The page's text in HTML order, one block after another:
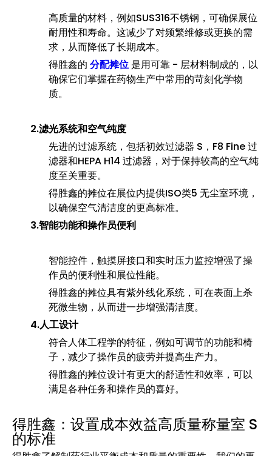
高质量的材料，例如SUS316不锈钢，可确保展位
耐用性和寿命。这减少了对频繁维修或更换的需
求，从而降低了长期成本。
得胜鑫的 分配摊位是用可靠 - 层材料制成的，以
确保它们掌握在药物生产中常用的苛刻化学物
质。
2.滤光系统和空气纯度
先进的过滤系统，包括初效过滤器 S，F8 Fine 过
滤器和HEPA H14 过滤器，对于保持较高的空气纯
度至关重要。
得胜鑫的摊位在展位内提供ISO类5 无尘室环境，
以确保空气清洁度的更高标准。
3.智能功能和操作员便利
智能控件，触摸屏接口和实时压力监控增强了操
作员的便利性和展位性能。
得胜鑫的摊位具有紫外线化系统，可在表面上杀
死微生物，从而进一步增强清洁度。
4.人工设计
符合人体工程学的特征，例如可调节的功能和椅
子，减少了操作员的疲劳并提高生产力。
得胜鑫的摊位设计有更大的舒适性和效率，可以
满足各种任务和操作员的喜好。
得胜鑫：设置成本效益高质量称量室 S
的标准